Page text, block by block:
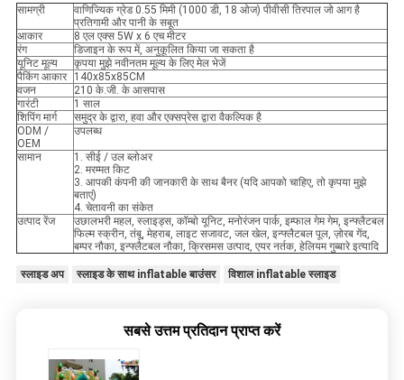
सामग्री
वाणिज्यिक ग्रेड 0.55 मिमी (1000 डी, 18 ओज) पीवीसी तिरपाल जो आग है
प्रतिगामी और पानी के सबूत
आकार
8 एल एक्स 5W x 6 एच मीटर
रंग
डिजाइन के रूप में, अनुकूलित किया जा सकता है
यूनिट मूल्य
कृपया मुझे नवीनतम मूल्य के लिए मेल भेजें
पैकिंग आकार
140x85x85CM
वजन
210 के.जी. के आसपास
गारंटी
1 साल
शिपिंग मार्ग
समुद्र के द्वारा, हवा और एक्सप्रेस द्वारा वैकल्पिक है
ODM /
OEM
उपलब्ध
सामान
1. सीई / उल ब्लोअर
2. मरम्मत किट
3. आपकी कंपनी की जानकारी के साथ बैनर (यदि आपको चाहिए, तो कृपया मुझे
बताएं)
4. चेतावनी का संकेत
उत्पाद रेंज
उछालभरी महल, स्लाइड्स, कॉम्बो यूनिट, मनोरंजन पार्क, इम्फाल गेम गेम, इन्फ्लैटबल
फिल्म स्क्रीन, तंबू, मेहराब, लाइट सजावट, जल खेल, इन्फ्लैटबल पूल, ज़ोरब गेंद,
बम्पर नौका, इन्फ्लैटबल नौका, क्रिसमस उत्पाद, एयर नर्तक, हेलियम गुब्बारे इत्यादि
स्लाइड अप स्लाइड के साथ inflatable बाउंसर विशाल inflatable स्लाइड
सबसे उत्तम प्रतिदान प्राप्त करें